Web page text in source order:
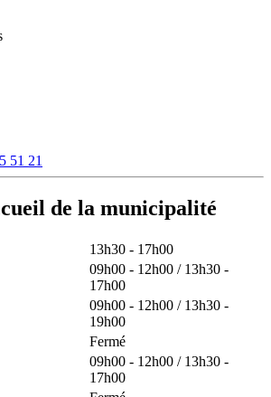
51 21
de la municipalité
13h30 - 17h00
09h00 - 12h00 / 13h30 -
17h00
09h00 - 12h00 / 13h30 -
19h00
Fermé
09h00 - 12h00 / 13h30 -
17h00